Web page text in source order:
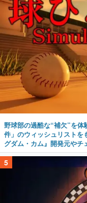
野球部の過酷な“補欠”を
件」のウィッシュリストを
グダム・カム』開発元や
5